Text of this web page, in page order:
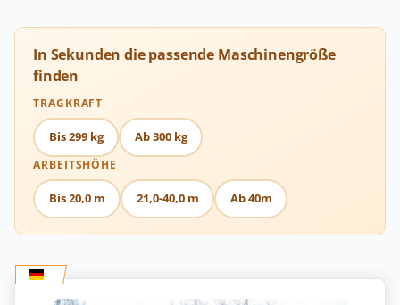
In Sekunden die passende Maschinengröße
finden
TRAGKRAFT
Bis 299 kg Ab 300 kg
ARBEITSHÖHE
Bis 20,0 m 21,0-40,0 m Ab 40m